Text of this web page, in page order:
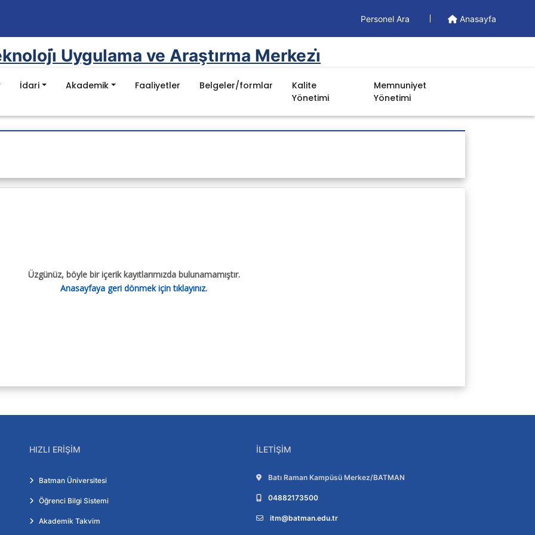
Personel Ara Anasayfa
Uygulama ve Araştırma Merkezi̇
İdari Akademik Faaliyetler Belgeler/formlar
Kalite
Yönetimi
Memnuniyet
Yönetimi
Üzgünüz, böyle bir içerik kayıtlarımızda bulunamamıştır.
Anasayfaya geri dönmek için tıklayınız.
HIZLI ERIŞIM
Batman Üniversitesi
Öğrenci Bilgi Sistemi
Akademik Takvim
İLETIŞIM
Adres:
Batı Raman Kampüsü Merkez/BATMAN
Telefon:
04882173500
E-posta:
itm@batman.edu.tr